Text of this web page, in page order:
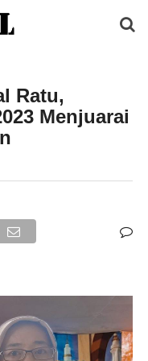
Ratu,
Menjuarai